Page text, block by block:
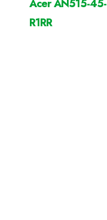
Acer AN515-45-
R1RR